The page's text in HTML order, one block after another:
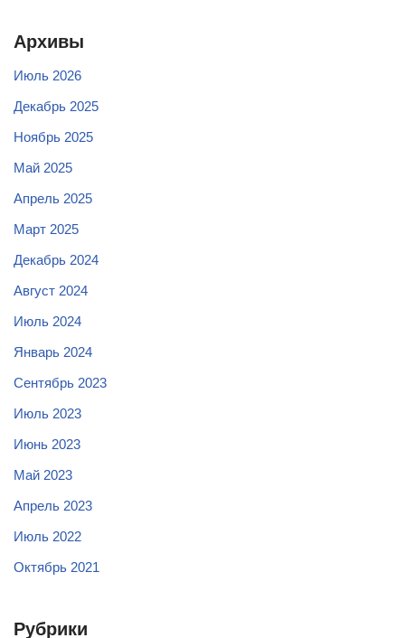
Архивы
Июль 2026
Декабрь 2025
Ноябрь 2025
Май 2025
Апрель 2025
Март 2025
Декабрь 2024
Август 2024
Июль 2024
Январь 2024
Сентябрь 2023
Июль 2023
Июнь 2023
Май 2023
Апрель 2023
Июль 2022
Октябрь 2021
Рубрики